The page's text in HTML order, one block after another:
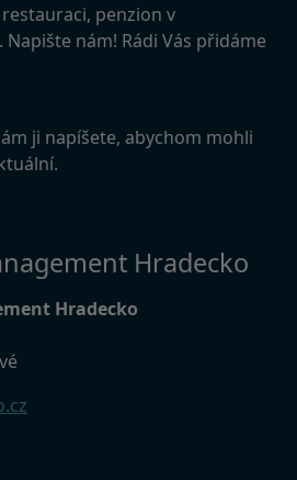
penzion v
nám! Rádi Vás přidáme
ji napíšete, abychom mohli
Hradecko
Hradecko